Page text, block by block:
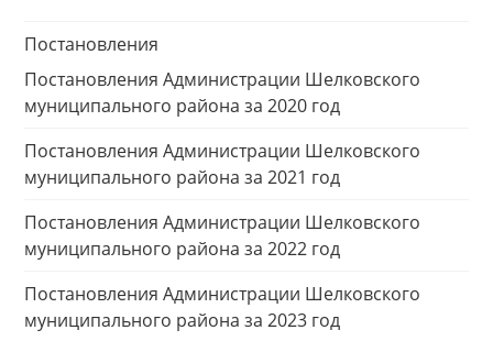
Постановления
Постановления Администрации Шелковского
муниципального района за 2020 год
Постановления Администрации Шелковского
муниципального района за 2021 год
Постановления Администрации Шелковского
муниципального района за 2022 год
Постановления Администрации Шелковского
муниципального района за 2023 год